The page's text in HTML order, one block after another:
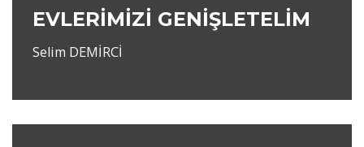
EVLERİMİZİ GENİŞLETELİM
Selim DEMİRCİ